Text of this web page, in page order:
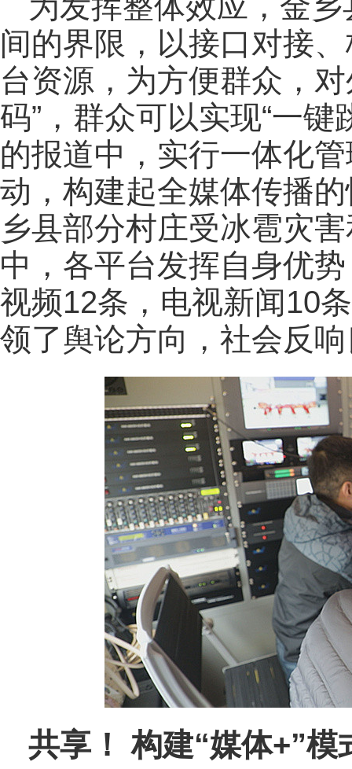
间的界限，以接口对接
台资源，为方便群众，对
码”，群众可以实现“一
的报道中，实行一体化
动，构建起全媒体传播
乡县部分村庄受冰雹灾
中，各平台发挥自身优
视频12条，电视新闻10
领了舆论方向，社会反
共享！ 构建“媒体+”